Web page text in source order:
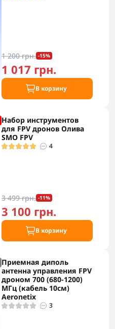
1 200 грн. -15%
1 017 грн.
В корзину
Набор инструментов
для FPV дронов Олива
SMO FPV
4
3 499 грн. -11%
3 100 грн.
В корзину
Приемная диполь
антенна управления FPV
дроном 700 (680-1200)
МГц (кабель 10см)
Aeronetix
3